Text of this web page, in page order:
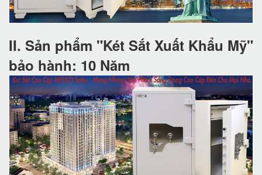
II. Sản phẩm "Két Sắt Xuất Khẩu Mỹ"
bảo hành: 10 Năm